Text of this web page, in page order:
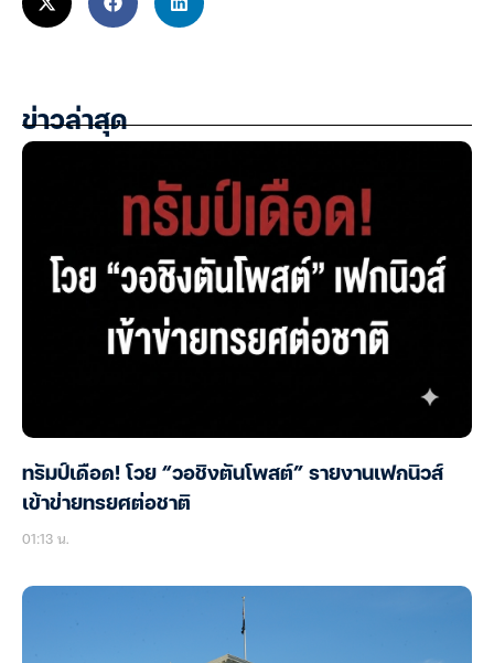
ข่าวล่าสุด
ทรัมป์เดือด! โวย “วอชิงตันโพสต์” รายงานเฟกนิวส์
เข้าข่ายทรยศต่อชาติ
01:13 น.